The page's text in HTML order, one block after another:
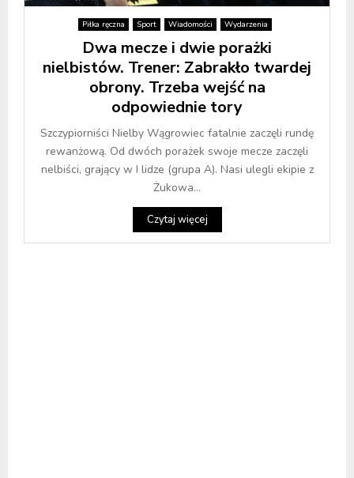
Piłka ręczna Sport Wiadomości Wydarzenia
Dwa mecze i dwie porażki
nielbistów. Trener: Zabrakło twardej
obrony. Trzeba wejść na
odpowiednie tory
Szczypiorniści Nielby Wągrowiec fatalnie zaczęli rundę
rewanżową. Od dwóch porażek swoje mecze zaczęli
nelbiści, grający w I lidze (grupa A). Nasi ulegli ekipie z
Żukowa...
Czytaj więcej